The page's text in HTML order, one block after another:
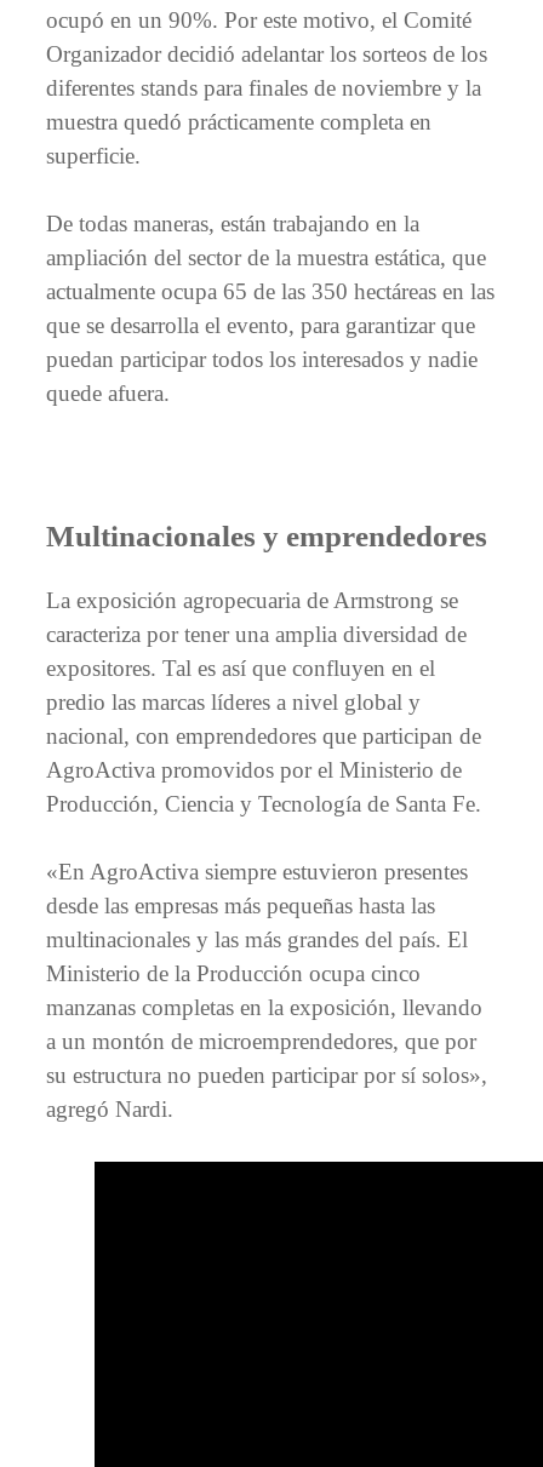
ocupó en un 90%. Por este motivo, el Comité
Organizador decidió adelantar los sorteos de los
diferentes stands para finales de noviembre y la
muestra quedó prácticamente completa en
superficie.
De todas maneras, están trabajando en la
ampliación del sector de la muestra estática, que
actualmente ocupa 65 de las 350 hectáreas en las
que se desarrolla el evento, para garantizar que
puedan participar todos los interesados y nadie
quede afuera.
Multinacionales y emprendedores
La exposición agropecuaria de Armstrong se
caracteriza por tener una amplia diversidad de
expositores. Tal es así que confluyen en el
predio las marcas líderes a nivel global y
nacional, con emprendedores que participan de
AgroActiva promovidos por el Ministerio de
Producción, Ciencia y Tecnología de Santa Fe.
«En AgroActiva siempre estuvieron presentes
desde las empresas más pequeñas hasta las
multinacionales y las más grandes del país. El
Ministerio de la Producción ocupa cinco
manzanas completas en la exposición, llevando
a un montón de microemprendedores, que por
su estructura no pueden participar por sí solos»,
agregó Nardi.